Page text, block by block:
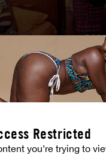
Restricted
you’re trying to
– Jeux de pouvoir